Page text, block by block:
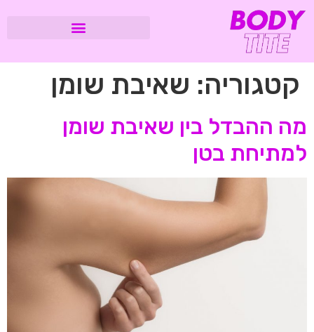
קטגוריה: שאיבת שומן
מה ההבדל בין שאיבת שומן
למתיחת בטן